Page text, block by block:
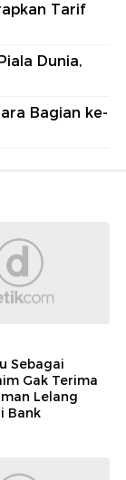
Tarif
Dunia,
Bagian ke-
Sebagai
Gak Terima
Lelang
Bank